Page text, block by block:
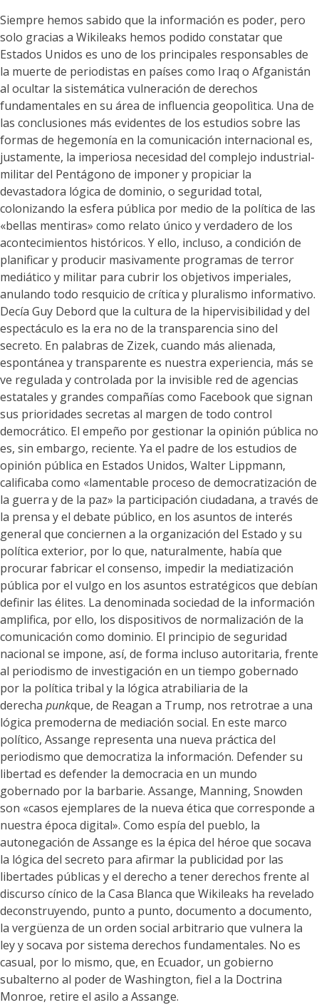
Siempre hemos sabido que la información es poder, pero
solo gracias a Wikileaks hemos podido constatar que
Estados Unidos es uno de los principales responsables de
la muerte de periodistas en países como Iraq o Afganistán
al ocultar la sistemática vulneración de derechos
fundamentales en su área de influencia geopolìtica. Una de
las conclusiones más evidentes de los estudios sobre las
formas de hegemonía en la comunicación internacional es,
justamente, la imperiosa necesidad del complejo industrial-
militar del Pentágono de imponer y propiciar la
devastadora lógica de dominio, o seguridad total,
colonizando la esfera pública por medio de la política de las
«bellas mentiras» como relato único y verdadero de los
acontecimientos históricos. Y ello, incluso, a condición de
planificar y producir masivamente programas de terror
mediático y militar para cubrir los objetivos imperiales,
anulando todo resquicio de crítica y pluralismo informativo.
Decía Guy Debord que la cultura de la hipervisibilidad y del
espectáculo es la era no de la transparencia sino del
secreto. En palabras de Zizek, cuando más alienada,
espontánea y transparente es nuestra experiencia, más se
ve regulada y controlada por la invisible red de agencias
estatales y grandes compañías como Facebook que signan
sus prioridades secretas al margen de todo control
democrático. El empeño por gestionar la opinión pública no
es, sin embargo, reciente. Ya el padre de los estudios de
opinión pública en Estados Unidos, Walter Lippmann,
calificaba como «lamentable proceso de democratización de
la guerra y de la paz» la participación ciudadana, a través de
la prensa y el debate público, en los asuntos de interés
general que conciernen a la organización del Estado y su
política exterior, por lo que, naturalmente, había que
procurar fabricar el consenso, impedir la mediatización
pública por el vulgo en los asuntos estratégicos que debían
definir las élites. La denominada sociedad de la información
amplifica, por ello, los dispositivos de normalización de la
comunicación como dominio. El principio de seguridad
nacional se impone, así, de forma incluso autoritaria, frente
al periodismo de investigación en un tiempo gobernado
por la política tribal y la lógica atrabiliaria de la
derecha punkque, de Reagan a Trump, nos retrotrae a una
lógica premoderna de mediación social. En este marco
político, Assange representa una nueva práctica del
periodismo que democratiza la información. Defender su
libertad es defender la democracia en un mundo
gobernado por la barbarie. Assange, Manning, Snowden
son «casos ejemplares de la nueva ética que corresponde a
nuestra época digital». Como espía del pueblo, la
autonegación de Assange es la épica del héroe que socava
la lógica del secreto para afirmar la publicidad por las
libertades públicas y el derecho a tener derechos frente al
discurso cínico de la Casa Blanca que Wikileaks ha revelado
deconstruyendo, punto a punto, documento a documento,
la vergüenza de un orden social arbitrario que vulnera la
ley y socava por sistema derechos fundamentales. No es
casual, por lo mismo, que, en Ecuador, un gobierno
subalterno al poder de Washington, fiel a la Doctrina
Monroe, retire el asilo a Assange.